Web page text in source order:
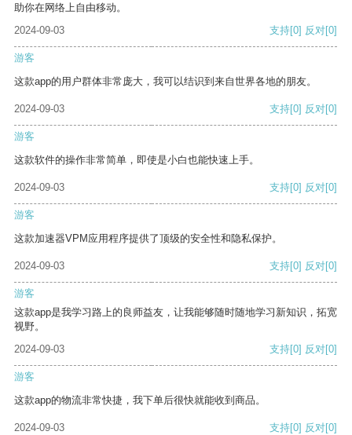
助你在网络上自由移动。
2024-09-03
支持[0] 反对[0]
游客
这款app的用户群体非常庞大，我可以结识到来自世界各地的朋友。
2024-09-03 支持[0] 反对[0]
游客
这款软件的操作非常简单，即使是小白也能快速上手。
2024-09-03 支持[0] 反对[0]
游客
这款加速器VPM应用程序提供了顶级的安全性和隐私保护。
2024-09-03 支持[0] 反对[0]
游客
这款app是我学习路上的良师益友，让我能够随时随地学习新知识，拓宽
视野。
2024-09-03
支持[0] 反对[0]
游客
这款app的物流非常快捷，我下单后很快就能收到商品。
2024-09-03 支持[0] 反对[0]